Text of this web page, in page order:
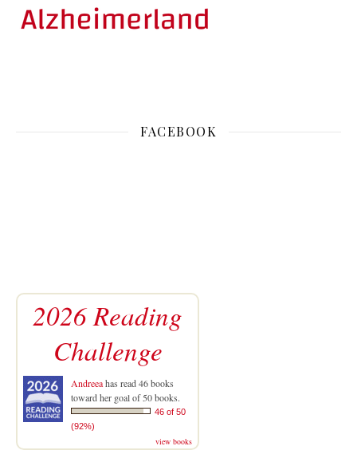
FACEBOOK
2026 Reading
Challenge
Andreeahas read 46 books
toward her goal of 50 books.
46 of 50
(92%)
view books